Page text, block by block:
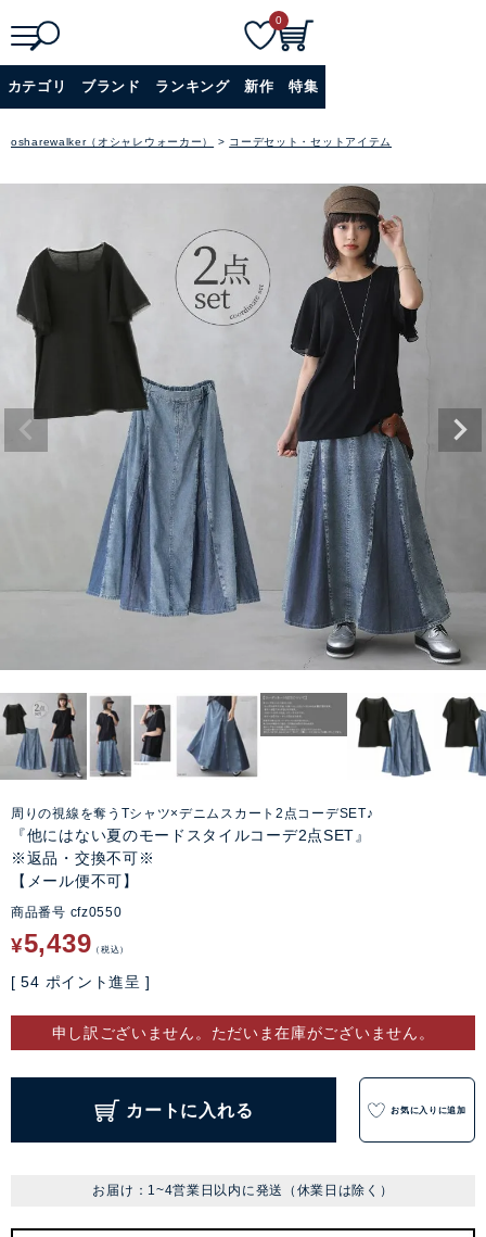
検索
0
カテゴリ ブランド ランキング 新作 特集
osharewalker（オシャレウォーカー） コーデセット・セットアイテム
周りの視線を奪うTシャツ×デニムスカート2点コーデSET♪
『他にはない夏のモードスタイルコーデ2点SET』
※返品・交換不可※
【メール便不可】
商品番号 cfz0550
¥5,439 税込
[ 54 ポイント進呈 ]
申し訳ございません。ただいま在庫がございません。
カートに入れる お気に入りに追加
お届け：1~4営業日以内に発送（休業日は除く）